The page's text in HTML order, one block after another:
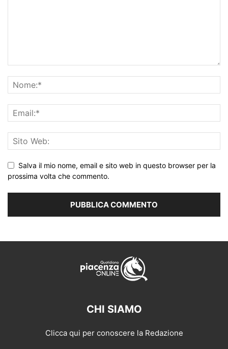
Salva il mio nome, email e sito web in questo browser per la
prossima volta che commento.
CHI SIAMO
Clicca qui per conoscere la Redazione